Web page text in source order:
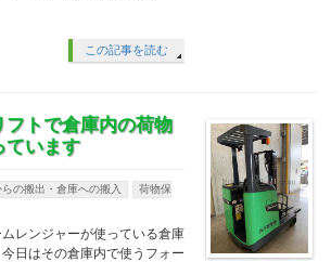
この記事を読む
フトで倉庫内の荷物
ています
の搬出・倉庫への搬入
荷物保
レンジャーが使っている倉庫
日はその倉庫内で使うフォー